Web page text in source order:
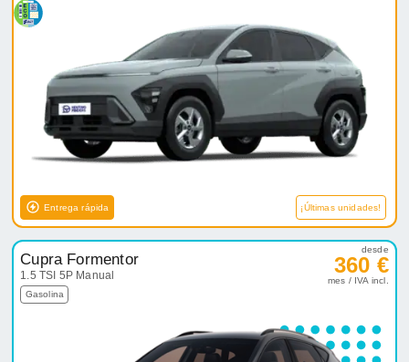
Entrega rápida ¡Últimas unidades!
Cupra Formentor
1.5 TSI 5P Manual
Gasolina
desde
360 €
mes / IVA incl.